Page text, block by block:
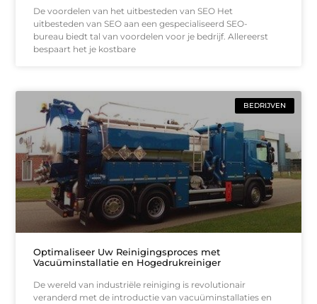
De voordelen van het uitbesteden van SEO Het
uitbesteden van SEO aan een gespecialiseerd SEO-
bureau biedt tal van voordelen voor je bedrijf. Allereerst
bespaart het je kostbare
BEDRIJVEN
Optimaliseer Uw Reinigingsproces met
Vacuüminstallatie en Hogedrukreiniger
De wereld van industriële reiniging is revolutionair
veranderd met de introductie van vacuüminstallaties en